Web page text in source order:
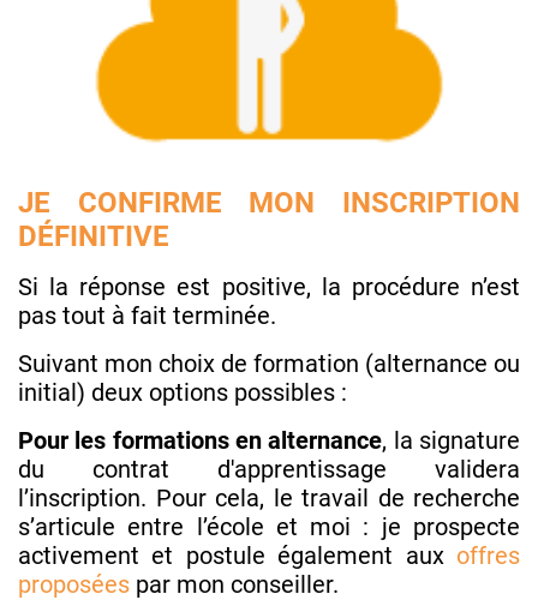
JE CONFIRME MON INSCRIPTION
DÉFINITIVE
Si la réponse est positive, la procédure n’est
pas tout à fait terminée.
Suivant mon choix de formation (alternance ou
initial) deux options possibles :
Pour les formations en alternance, la signature
du contrat d'apprentissage validera
l’inscription. Pour cela, le travail de recherche
s’articule entre l’école et moi : je prospecte
activement et postule également aux offres
proposées par mon conseiller.